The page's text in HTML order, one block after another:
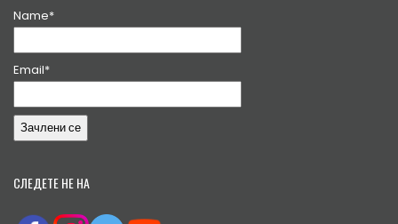
Name*
Email*
СЛЕДЕТЕ НЕ НА